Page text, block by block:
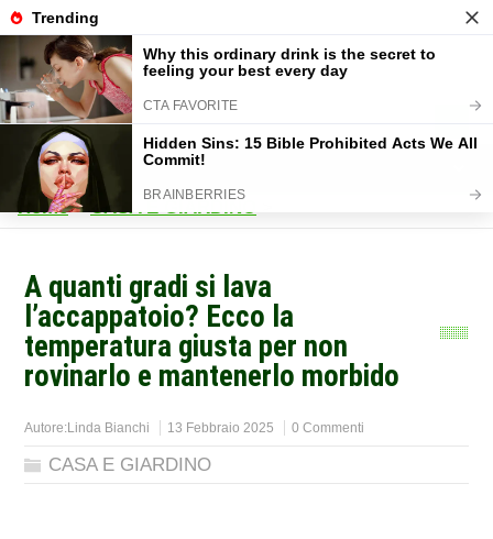
Home> CASA E GIARDINO
A quanti gradi si lava
l’accappatoio? Ecco la
temperatura giusta per non
rovinarlo e mantenerlo morbido
Autore:Linda Bianchi 13 Febbraio 2025 0 Commenti
CASA E GIARDINO